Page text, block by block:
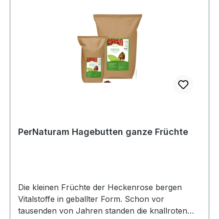
Eisen 595
mg Minze:Calciumpropionat
PerNaturam Hagebutten ganze Früchte
Die kleinen Früchte der Heckenrose bergen
Vitalstoffe in geballter Form. Schon vor
tausenden von Jahren standen die knallroten